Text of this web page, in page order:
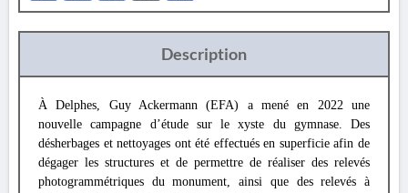
Description
À Delphes, Guy Ackermann (EFA) a mené en 2022 une
nouvelle campagne d’étude sur le xyste du gymnase. Des
désherbages et nettoyages ont été effectués en superficie afin de
dégager les structures et de permettre de réaliser des relevés
photogrammétriques du monument, ainsi que des relevés à